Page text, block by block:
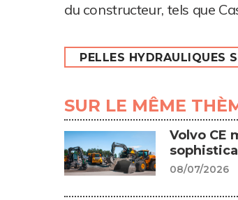
du constructeur, tels que
PELLES HYDRAULIQUES
SUR LE MÊME
Volvo CE
08/07/2026